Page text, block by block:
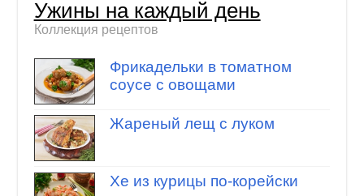
Ужины на каждый день
Коллекция рецептов
Фрикадельки в томатном
соусе с овощами
Жареный лещ с луком
Хе из курицы по-корейски